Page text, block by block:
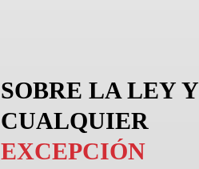
SOBRE LA LEY Y
CUALQUIER
EXCEPCIÓN